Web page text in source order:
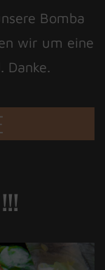
Bomba
wir um eine
Danke.